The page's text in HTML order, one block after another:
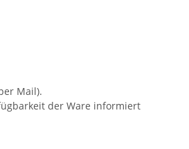
Mail).
der Ware informiert